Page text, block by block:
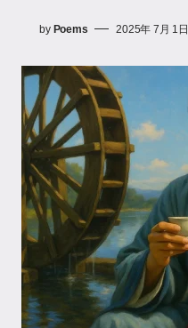
by Poems 2025年 7月 1日